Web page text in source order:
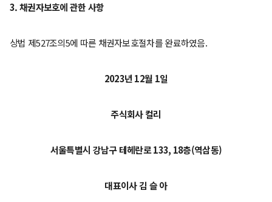
3. 채권자보호에 관한 사항
상법 제527조의5에 따른 채권자보호절차를 완료하였음.
2023년 12월 1일
주식회사 컬리
서울특별시 강남구 테헤란로 133, 18층(역삼동)
대표이사 김 슬 아